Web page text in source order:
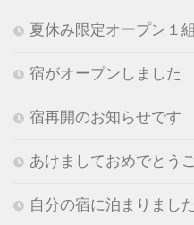
夏休み限定オープン１
宿がオープンしました
宿再開のお知らせです
あけましておめでとう
自分の宿に泊まりました